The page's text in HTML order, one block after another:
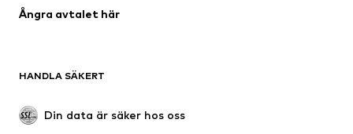
Upcycling
Nytt
Boots & stövlar
Lågskor
Ångra avtalet här
HANDLA SÄKERT
Din data är säker hos oss